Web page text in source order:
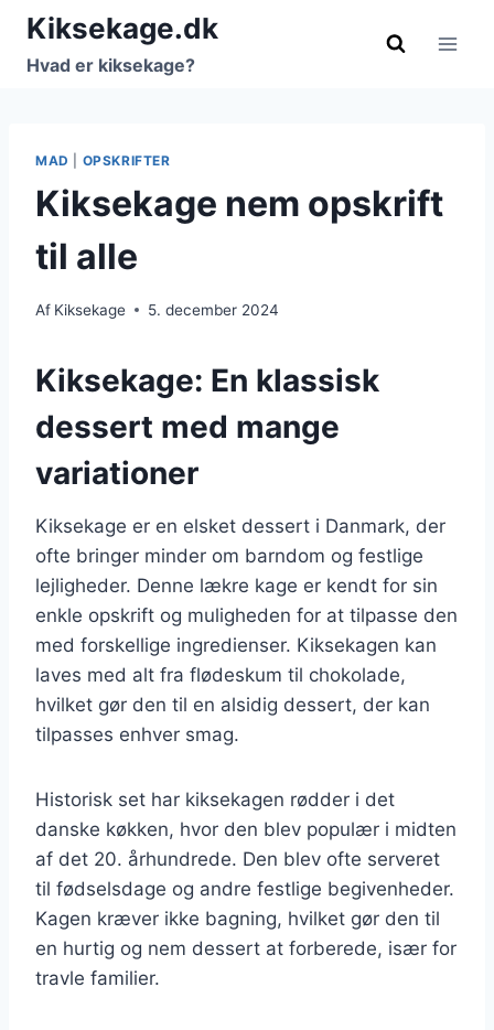
Fortsæt
indhold
Kiksekage.dk
Hvad er kiksekage?
MAD OPSKRIFTER
Kiksekage nem opskrift
til alle
Af Kiksekage 5. december 2024
Kiksekage: En klassisk
dessert med mange
variationer
Kiksekage er en elsket dessert i Danmark, der
ofte bringer minder om barndom og festlige
lejligheder. Denne lækre kage er kendt for sin
enkle opskrift og muligheden for at tilpasse den
med forskellige ingredienser. Kiksekagen kan
laves med alt fra flødeskum til chokolade,
hvilket gør den til en alsidig dessert, der kan
tilpasses enhver smag.
Historisk set har kiksekagen rødder i det
danske køkken, hvor den blev populær i midten
af det 20. århundrede. Den blev ofte serveret
til fødselsdage og andre festlige begivenheder.
Kagen kræver ikke bagning, hvilket gør den til
en hurtig og nem dessert at forberede, især for
travle familier.